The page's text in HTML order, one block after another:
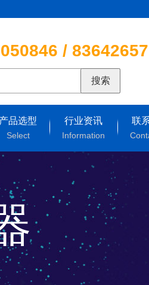
/ 83642657
搜索
产品选型
Select
行业资讯
Information
联